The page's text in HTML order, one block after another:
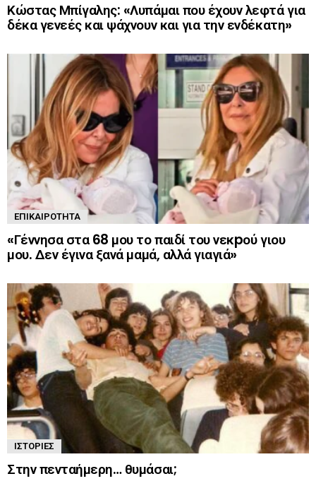
Κώστας Μπίγαλης: «Λυπάμαι που έχουν λεφτά για
δέκα γενεές και ψάχνουν και για την ενδέκατη»
ΕΠΙΚΑΙΡΌΤΗΤΑ
«Γέννησα στα 68 μου το παιδί του νεκpού γιου
μου. Δεν έγινα ξανά μαμά, αλλά γιαγιά»
ΙΣΤΟΡΊΕΣ
Στην πενταήμερη… θυμάσαι;